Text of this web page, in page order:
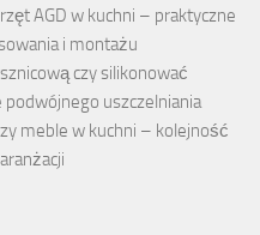
AGD w kuchni – praktyczne
i montażu
czy silikonować
podwójnego uszczelniania
meble w kuchni – kolejność